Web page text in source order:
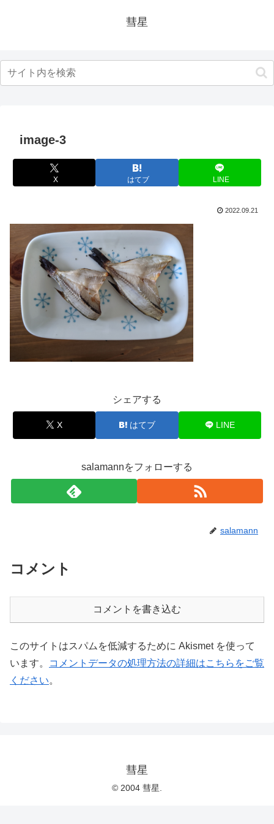
彗星
image-3
X はてブ LINE
2022.09.21
シェアする
X はてブ LINE
salamannをフォローする
salamann
コメント
コメントを書き込む
このサイトはスパムを低減するために Akismet を使って
います。
コメントデータの処理方法の詳細はこちらをご覧
ください。
彗星
© 2004 彗星.